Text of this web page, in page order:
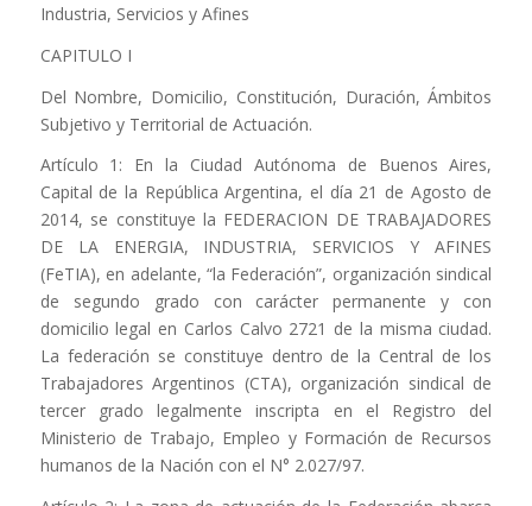
Industria, Servicios y Afines
CAPITULO I
Del Nombre, Domicilio, Constitución, Duración, Ámbitos
Subjetivo y Territorial de Actuación.
Artículo 1: En la Ciudad Autónoma de Buenos Aires,
Capital de la República Argentina, el día 21 de Agosto de
2014, se constituye la FEDERACION DE TRABAJADORES
DE LA ENERGIA, INDUSTRIA, SERVICIOS Y AFINES
(FeTIA), en adelante, “la Federación”, organización sindical
de segundo grado con carácter permanente y con
domicilio legal en Carlos Calvo 2721 de la misma ciudad.
La federación se constituye dentro de la Central de los
Trabajadores Argentinos (CTA), organización sindical de
tercer grado legalmente inscripta en el Registro del
Ministerio de Trabajo, Empleo y Formación de Recursos
humanos de la Nación con el N° 2.027/97.